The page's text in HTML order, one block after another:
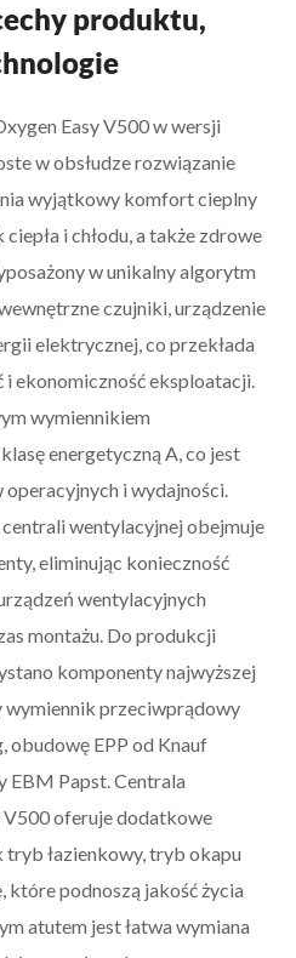
produktu,
Easy V500 w wersji
w obsłudze rozwiązanie
wyjątkowy komfort cieplny
i chłodu, a także zdrowe
w unikalny algorytm
czujniki, urządzenie
elektrycznej, co przekłada
i ekonomiczność eksploatacji.
wymiennikiem
energetyczną A, co jest
i wydajności.
wentylacyjnej obejmuje
eliminując konieczność
wentylacyjnych
montażu. Do produkcji
komponenty najwyższej
wymiennik przeciwprądowy
obudowę EPP od Knauf
EBM Papst. Centrala
V500 oferuje dodatkowe
łazienkowy, tryb okapu
podnoszą jakość życia
atutem jest łatwa wymiana